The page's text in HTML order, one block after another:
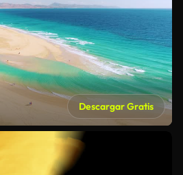
Descargar Gratis